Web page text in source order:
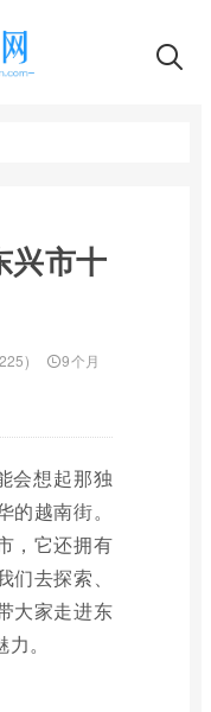
兴市十
9个月
会想起那独
越南街。
，它还拥有
去探索、
大家走进东
。